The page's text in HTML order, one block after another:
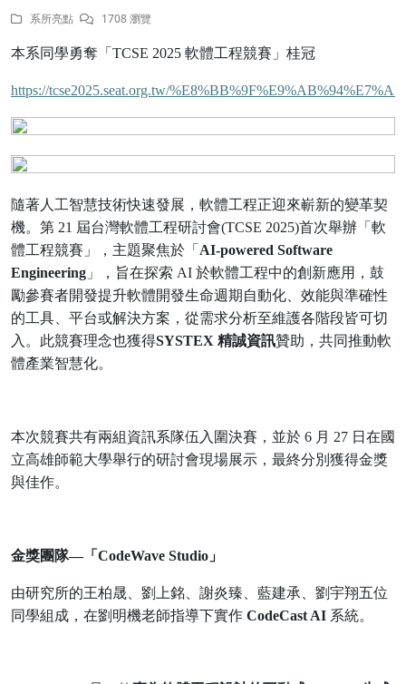
系所亮點 1708 瀏覽
本系同學勇奪「 TCSE 2025 軟體工程競賽」桂冠
https://tcse2025.seat.org.tw/
隨著人工智慧技術快速發展，軟體工程正迎來嶄新的變革契
機。第 21 屆台灣軟體工程研討會(TCSE 2025)首次舉辦「軟
體工程競賽」，主題聚焦於「 AI-powered Software
Engineering 」，旨在探索 AI 於軟體工程中的創新應用，鼓
勵參賽者開發提升軟體開發生命週期自動化、效能與準確性
的工具、平台或解決方案，從需求分析至維護各階段皆可切
入。此競賽理念也獲得SYSTEX 精誠資訊贊助，共同推動軟
體產業智慧化。
本次競賽共有兩組資訊系隊伍入圍決賽，並於 6 月 27 日在國
立高雄師範大學舉行的研討會現場展示，最終分別獲得金獎
與佳作。
金獎團隊—「 CodeWave Studio 」
由研究所的王柏晟、劉上銘、謝炎臻、藍建承、劉宇翔五位
同學組成，在劉明機老師指導下實作 CodeCast AI 系統。